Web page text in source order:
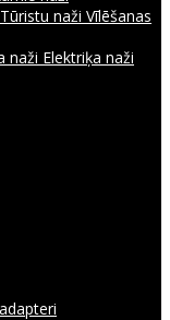
Tūristu naži Vīlēšanas
naži Elektriķa naži